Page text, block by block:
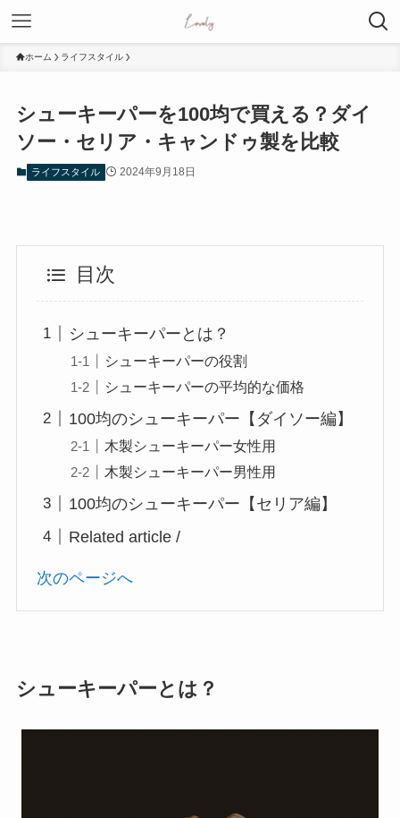
ホーム ライフスタイル
シューキーパーを100均で買える？ダイ
ソー・セリア・キャンドゥ製を比較
ライフスタイル 2024年9月18日
目次
シューキーパーとは？
シューキーパーの役割
シューキーパーの平均的な価格
100均のシューキーパー【ダイソー編】
木製シューキーパー女性用
木製シューキーパー男性用
100均のシューキーパー【セリア編】
Related article /
次のページへ
シューキーパーとは？